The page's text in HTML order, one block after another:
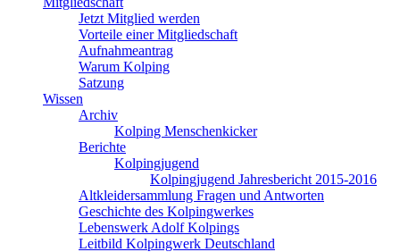
Jetzt Mitglied werden
Vorteile einer Mitgliedschaft
Aufnahmeantrag
Warum Kolping
Satzung
Wissen
Archiv
Kolping Menschenkicker
Berichte
Kolpingjugend
Kolpingjugend Jahresbericht 2015-2016
Altkleidersammlung Fragen und Antworten
Geschichte des Kolpingwerkes
Lebenswerk Adolf Kolpings
Leitbild Kolpingwerk Deutschland